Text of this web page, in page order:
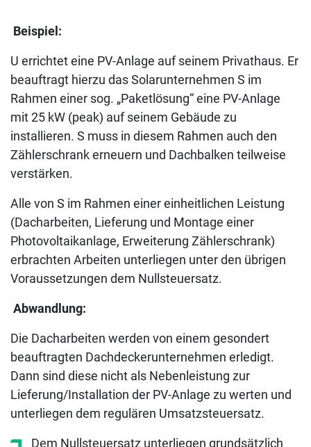
Beispiel:
U errichtet eine PV-Anlage auf seinem Privathaus. Er
beauftragt hierzu das Solarunternehmen S im
Rahmen einer sog. „Paketlösung“ eine PV-Anlage
mit 25 kW (peak) auf seinem Gebäude zu
installieren. S muss in diesem Rahmen auch den
Zählerschrank erneuern und Dachbalken teilweise
verstärken.
Alle von S im Rahmen einer einheitlichen Leistung
(Dacharbeiten, Lieferung und Montage einer
Photovoltaikanlage, Erweiterung Zählerschrank)
erbrachten Arbeiten unterliegen unter den übrigen
Voraussetzungen dem Nullsteuersatz.
Abwandlung:
Die Dacharbeiten werden von einem gesondert
beauftragten Dachdeckerunternehmen erledigt.
Dann sind diese nicht als Nebenleistung zur
Lieferung/Installation der PV-Anlage zu werten und
unterliegen dem regulären Umsatzsteuersatz.
Dem Nullsteuersatz unterliegen grundsätzlich